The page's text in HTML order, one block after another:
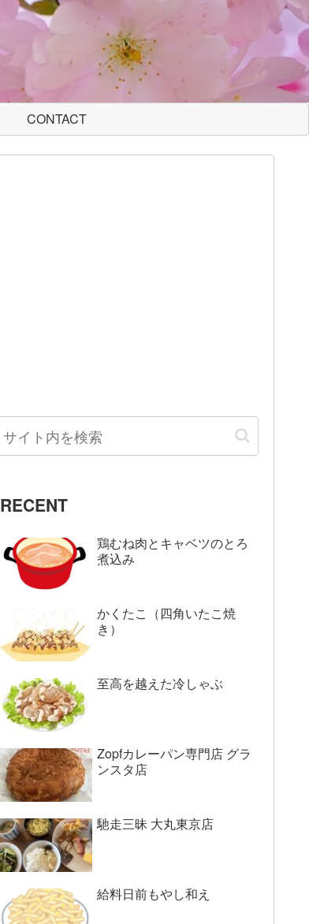
CONTACT
RECENT
鶏むね肉とキャベツのとろ
煮込み
かくたこ（四角いたこ焼
き）
至高を越えた冷しゃぶ
Zopfカレーパン専門店 グラ
ンスタ店
馳走三昧 大丸東京店
給料日前もやし和え